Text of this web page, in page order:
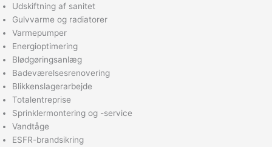
Udskiftning af sanitet
Gulvvarme og radiatorer
Varmepumper
Energioptimering
Blødgøringsanlæg
Badeværelsesrenovering
Blikkenslagerarbejde
Totalentreprise
Sprinklermontering og -service
Vandtåge
ESFR-brandsikring